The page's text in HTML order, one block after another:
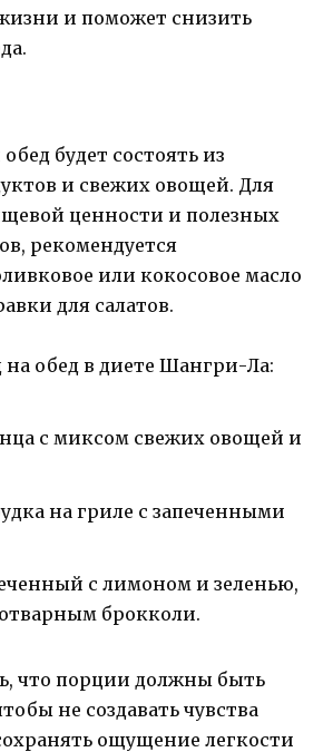
и поможет снизить
будет состоять из
и свежих овощей. Для
ценности и полезных
рекомендуется
или кокосовое масло
для салатов.
обед в диете Шангри-Ла:
с миксом свежих овощей и
на гриле с запеченными
с лимоном и зеленью,
брокколи.
что порции должны быть
не создавать чувства
ощущение легкости